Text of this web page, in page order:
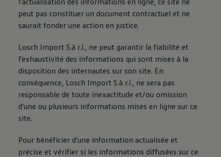
peut pas constituer un document contractuel et ne
saurait fonder une action en justice.
Losch Import S.à r.l., ne peut garantir la fiabilité et
l'exhaustivité des informations qui sont mises à la
disposition des internautes sur son site. En
conséquence, Losch Import S.à r.l., ne sera pas
responsable de toute inexactitude et/ou omission
d'une ou plusieurs informations mises en ligne sur ce
site.
Pour bénéficier d'une information actualisée et
précise et vérifier si les informations diffusées sur ce